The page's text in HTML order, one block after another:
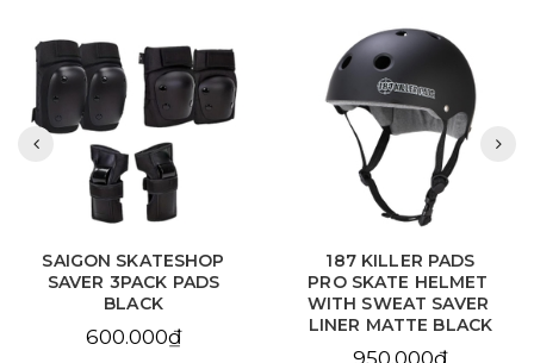
187 KILLER PADS
PRO SKATE HELMET
WITH SWEAT SAVER
LINER MATTE BLACK
SAIGON SKATESHOP
PROTECTIVE GEAR
COMBO
950.000₫